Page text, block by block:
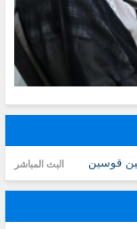
قوسين البث المباشر